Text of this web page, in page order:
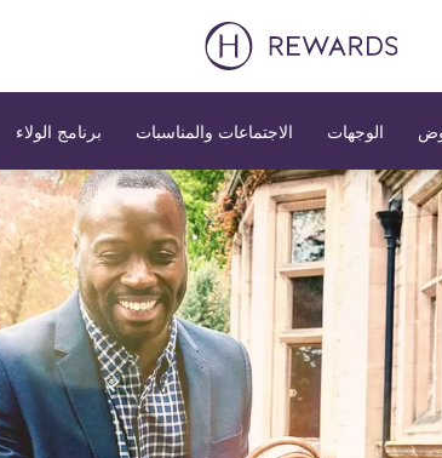
الوجهات الاجتماعات والمناسبات برنامج الولاء